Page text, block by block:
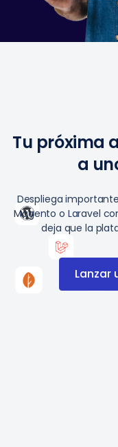
Tu próxima
a
Despliega
Magento o Laravel
deja que la
Lanzar